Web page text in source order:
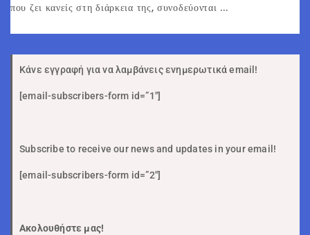
που ζει κανείς στη διάρκεια της, συνοδεύονται ...
Κάνε εγγραφή για να λαμβάνεις ενημερωτικά email!
[email-subscribers-form id=”1″]
Subscribe to receive our news and updates in your email!
[email-subscribers-form id=”2″]
Ακολουθήστε μας!